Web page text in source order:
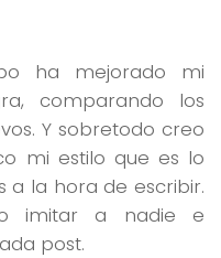
ha mejorado mi
comparando los
Y sobretodo creo
mi estilo que es lo
a la hora de escribir.
imitar a nadie e
post.